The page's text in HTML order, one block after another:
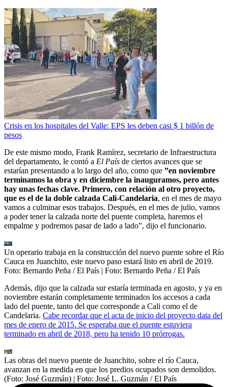
Crisis en los hospitales del Valle: EPS les deben casi $ 1 billón de
pesos
De este mismo modo, Frank Ramírez, secretario de Infraestructura
del departamento, le contó a El País de ciertos avances que se
estarían presentando a lo largo del año, como que ”en noviembre
terminamos la obra y en diciembre la inauguramos, pero antes
hay unas fechas clave. Primero, con relación al otro proyecto,
que es el de la doble calzada Cali-Candelaria, en el mes de mayo
vamos a culminar esos trabajos. Después, en el mes de julio, vamos
a poder tener la calzada norte del puente completa, haremos el
empalme y podremos pasar de lado a lado”, dijo el funcionario.
Un operario trabaja en la construcción del nuevo puente sobre el Río
Cauca en Juanchito, este nuevo paso estará listo en abril de 2019.
Foto: Bernardo Peña / El País | Foto: Bernardo Peña / El País
Además, dijo que la calzada sur estaría terminada en agosto, y ya en
noviembre estarán completamente terminados los accesos a cada
lado del puente, tanto del que corresponde a Cali como el de
Candelaria. Cabe recordar que el acta de inicio del proyecto data del
mes de enero de 2015. Se esperaba que el puente estuviera
terminado en abril de 2018, pero ha tenido 10 prórrogas.
Las obras del nuevo puente de Juanchito, sobre el río Cauca,
avanzan en la medida en que los predios ocupados son demolidos.
(Foto: José Guzmán) | Foto: José L. Guzmán / El País